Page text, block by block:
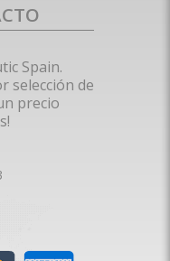
Spain.
selección de
precio